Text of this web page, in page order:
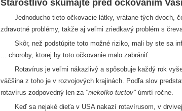
Starostlivo skúmajte pred očkovaním
Jednoducho tieto očkovacie látky, vrátane tých dvoch,
zdravotné problémy, takže aj veľmi zriedkavý problém s
Skôr, než podstúpite toto možné riziko, mali by ste sa
... choroby, ktorej by toto očkovanie malo zabrániť.
Rotavírus je veľmi nákazlivý a spôsobuje každý rok
väčšina z toho je v rozvojových krajinách. Podľa slov
rotavírus zodpovedný len za "niekoľko tuctov" úmrtí ročne.
Keď sa nejaké dieťa v USA nakazí rotavírusom, v